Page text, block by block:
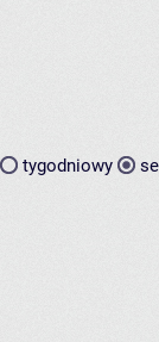
tygodniowy